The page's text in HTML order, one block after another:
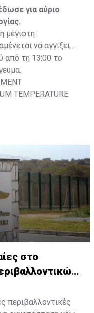
για αύριο
μέγιστη
να αγγίξει
από τη 13:00 το
TEMPERATURE
7, 2026
στο
περιβαλλοντικές